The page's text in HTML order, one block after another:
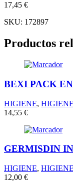
17,45 €
SKU: 172897
Productos
BEXI PACK
HIGIENE,
14,55 €
GERMISDIN
HIGIENE,
12,00 €